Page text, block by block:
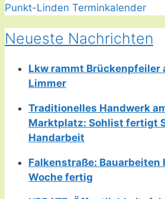
Neueste Nachrichten
Lkw rammt Brückenpfeiler
Limmer
Traditionelles Handwerk
Marktplatz: Sohlist fertigt
Handarbeit
Falkenstraße: Bauarbeiten
Woche fertig